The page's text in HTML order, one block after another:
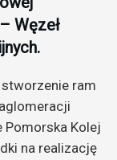
Węzeł
ram
Kolej
na realizację